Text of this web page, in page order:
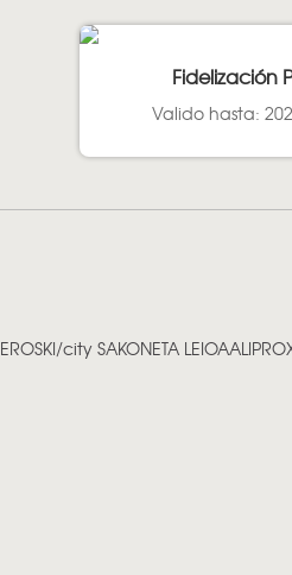
Fidelización
Valido hasta:
EROSKI/city SAKONETA LEIOA